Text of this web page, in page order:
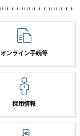
オンライン手続等
採用情報